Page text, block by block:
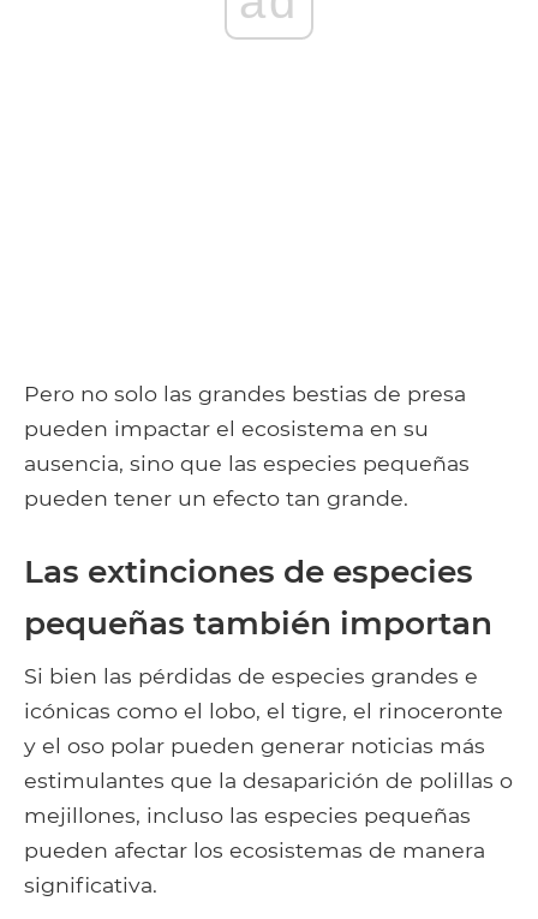
Pero no solo las grandes bestias de presa
pueden impactar el ecosistema en su
ausencia, sino que las especies pequeñas
pueden tener un efecto tan grande.
Las extinciones de especies
pequeñas también importan
Si bien las pérdidas de especies grandes e
icónicas como el lobo, el tigre, el rinoceronte
y el oso polar pueden generar noticias más
estimulantes que la desaparición de polillas o
mejillones, incluso las especies pequeñas
pueden afectar los ecosistemas de manera
significativa.